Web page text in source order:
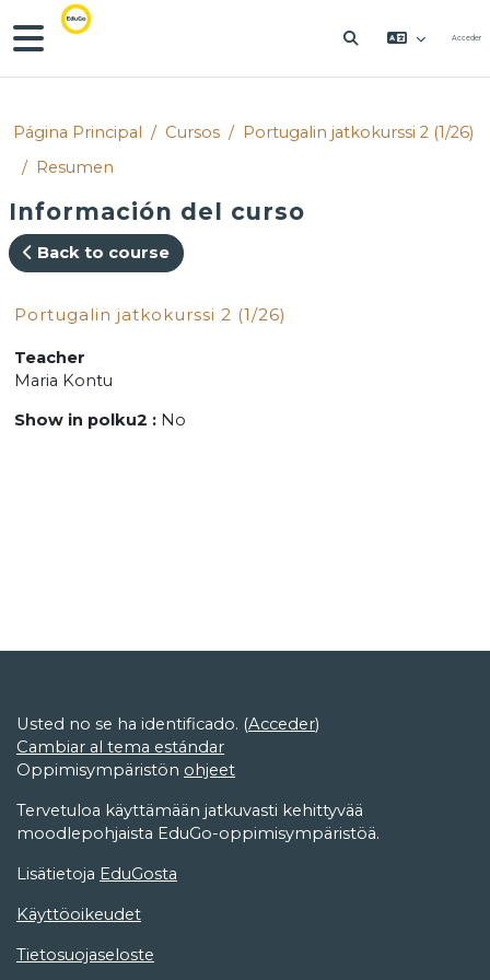
Salta al contenido principal
Panel lateral
SELECTOR DE
Acceder
Página Principal Cursos
Portugalin jatkokurssi 2 (1/26)
Resumen
Información del curso
Back to course
Portugalin jatkokurssi 2 (1/26)
Teacher
Maria Kontu
Show in polku2 : No
Usted no se ha identificado. (Acceder)
Cambiar al tema estándar
Oppimisympäristön ohjeet
Tervetuloa käyttämään jatkuvasti kehittyvää
moodlepohjaista EduGo-oppimisympäristöä.
Lisätietoja EduGosta
Käyttöoikeudet
Tietosuojaseloste